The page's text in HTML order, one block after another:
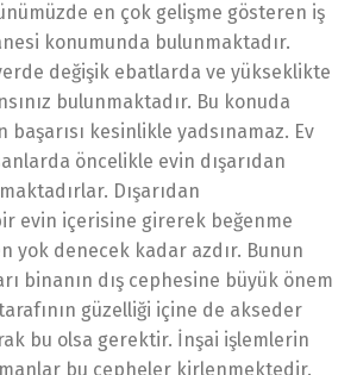
en çok gelişme gösteren iş
konumunda bulunmaktadır.
değişik ebatlarda ve yükseklikte
bulunmaktadır. Bu konuda
kesinlikle yadsınamaz. Ev
öncelikle evin dışarıdan
Dışarıdan
evin içerisine girerek beğenme
yok denecek kadar azdır. Bunun
binanın dış cephesine büyük önem
güzelliği içine de akseder
bu olsa gerektir. İnşai işlemlerin
bu cepheler kirlenmektedir.